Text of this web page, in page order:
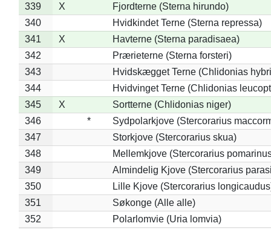
339
X
Fjordterne (Sterna hirundo)
340
Hvidkindet Terne (Sterna repressa)
341
X
Havterne (Sterna paradisaea)
342
Prærieterne (Sterna forsteri)
343
Hvidskægget Terne (Chlidonias
344
Hvidvinget Terne (Chlidonias
345
X
Sortterne (Chlidonias niger)
346
*
Sydpolarkjove (Stercorarius
347
Storkjove (Stercorarius skua)
348
Mellemkjove (Stercorarius
349
Almindelig Kjove (Stercorarius
350
Lille Kjove (Stercorarius
351
Søkonge (Alle alle)
352
Polarlomvie (Uria lomvia)